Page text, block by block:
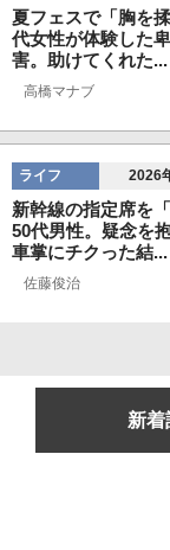
夏フェスで「胸を
代女性が体験した
害。助けてくれた...
高橋マナブ
ライフ 2026
新幹線の指定席を
50代男性。疑念を
車掌にチクった結...
佐藤俊治
新着